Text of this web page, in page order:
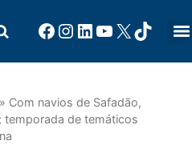
» Com navios de Safadão,
temporada de temáticos